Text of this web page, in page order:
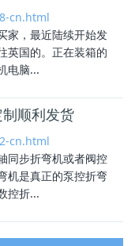
cn.html
家，最近陆续开始发
英国的。正在装箱的
电脑...
顺利发货
cn.html
同步折弯机或者阀控
机是真正的泵控折弯
控折...